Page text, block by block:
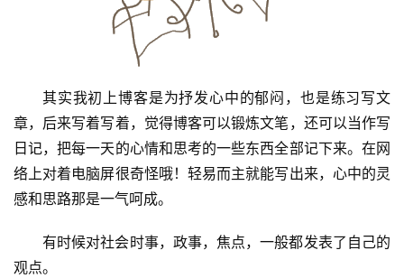
其实我初上博客是为抒发心中的郁闷，也是练习写文
章，后来写着写着，觉得博客可以锻炼文笔，还可以当作写
日记，把每一天的心情和思考的一些东西全部记下来。在网
络上对着电脑屏很奇怪哦！轻易而主就能写出来，心中的灵
感和思路那是一气呵成。
有时候对社会时事，政事，焦点，一般都发表了自己的
观点。